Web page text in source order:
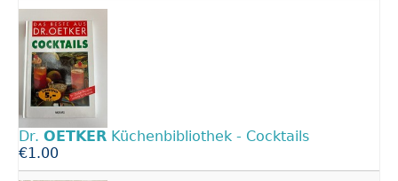
Dr. OETKER Küchenbibliothek - Cocktails
€1.00